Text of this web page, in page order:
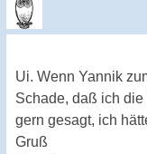
Ui. Wenn Yannik
Schade, daß ich
gern gesagt, ich
Gruß